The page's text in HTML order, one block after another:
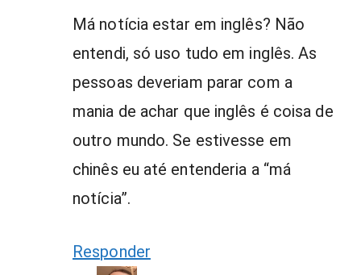
Má notícia estar em inglês? Não
entendi, só uso tudo em inglês. As
pessoas deveriam parar com a
mania de achar que inglês é coisa de
outro mundo. Se estivesse em
chinês eu até entenderia a “má
notícia”.
Responder